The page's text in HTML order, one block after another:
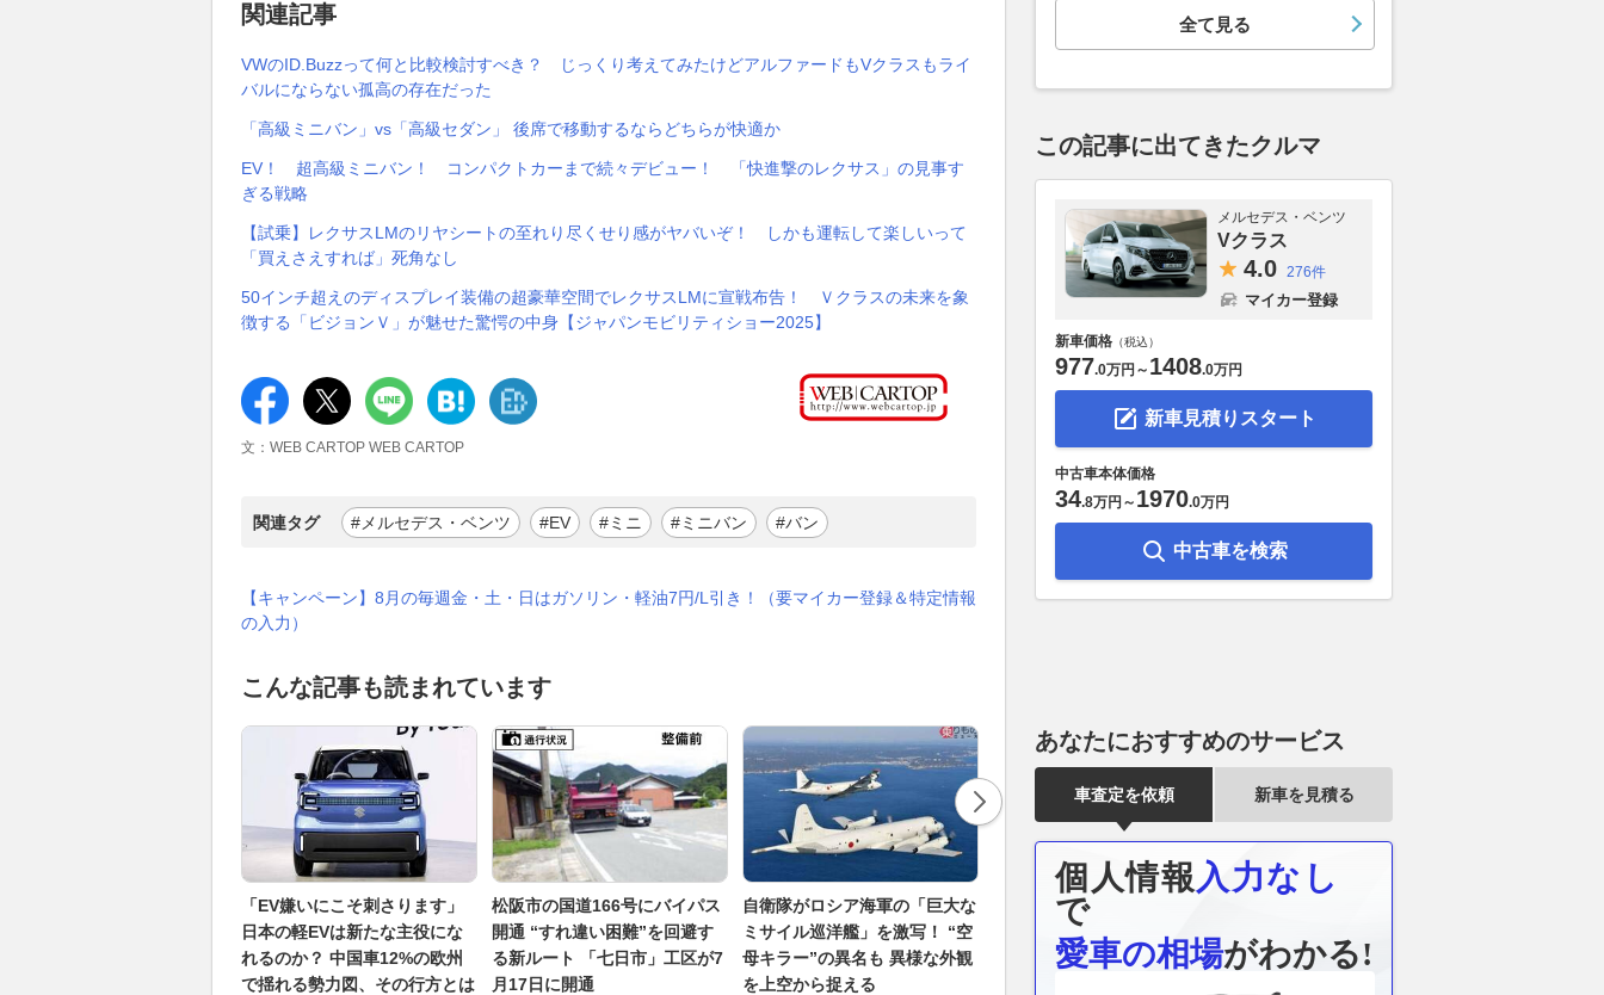
関連記事
VWのID.Buzzって何と比較検討すべき？ じっくり考えてみたけどアルファードもVクラスもライ
バルにならない孤高の存在だった
「高級ミニバン」vs「高級セダン」 後席で移動するならどちらが快適か
EV！ 超高級ミニバン！ コンパクトカーまで続々デビュー！ 「快進撃のレクサス」の見事す
ぎる戦略
【試乗】レクサスLMのリヤシートの至れり尽くせり感がヤバいぞ！ しかも運転して楽しいって
「買えさえすれば」死角なし
50インチ超えのディスプレイ装備の超豪華空間でレクサスLMに宣戦布告！ Ｖクラスの未来を象
徴する「ビジョンＶ」が魅せた驚愕の中身【ジャパンモビリティショー2025】
文：WEB CARTOP WEB CARTOP
関連タグ #メルセデス・ベンツ #EV #ミニ #ミニバン #バン
【キャンペーン】8月の毎週金・土・日はガソリン・軽油7円/L引き！（要マイカー登録＆特定情報
の入力）
こんな記事も読まれています
「EV嫌いにこそ刺さります」
日本の軽EVは新たな主役にな
れるのか？ 中国車12%の欧州
で揺れる勢力図、その行方とは
松阪市の国道166号にバイパス
開通 “すれ違い困難”を回避す
る新ルート 「七日市」工区が7
月17日に開通
自衛隊がロシア海軍の「巨大な
ミサイル巡洋艦」を激写！ “空
母キラー”の異名も 異様な外観
を上空から捉える
「限界に挑む姿は美しい」轟音
と雨の中で光る絆。若月佑美と
振り返る、鈴鹿8耐が私たちの
ていいのかを道路交通法で解説
全て見る
この記事に出てきたクルマ
メルセデス・ベンツ
Vクラス
4.0 276件
マイカー登録
新車価格 （税込）
977.0万円 ～ 1408.0万円
新車見積りスタート
中古車本体価格
34.8万円 ～ 1970.0万円
中古車を検索
あなたにおすすめのサービス
車査定を依頼 新車を見積る
個人情報 入力なし
で
愛車の相場がわかる!